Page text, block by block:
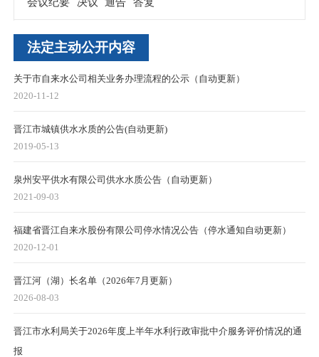
法定主动公开内容
关于市自来水公司相关业务办理流程的公示（自动更新）
2020-11-12
晋江市城镇供水水质的公告(自动更新)
2019-05-13
泉州安平供水有限公司供水水质公告（自动更新）
2021-09-03
福建省晋江自来水股份有限公司停水情况公告（停水通知自动更新）
2020-12-01
晋江河（湖）长名单（2026年7月更新）
2026-08-03
晋江市水利局关于2026年度上半年水利行政审批中介服务评价情况的通
报